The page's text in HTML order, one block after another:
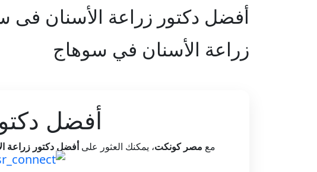
أفضل دكتور زراعة الأسنان فى
زراعة الأسنان في سوهاج
أفضل
مع مصر كونكت، يمكنك العثور على أفضل دكتور زراعة